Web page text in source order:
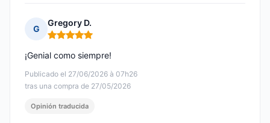
G
Gregory D.
Nota: 5 de 5
Publicado el 27/06/2026 à 07h26
tras una compra de 27/05/2026
¡Genial como siempre!
Opinión traducida